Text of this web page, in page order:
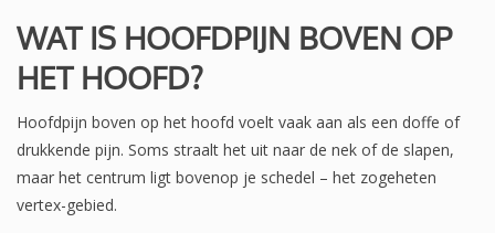
WAT IS HOOFDPIJN BOVEN OP
HET HOOFD?
Hoofdpijn boven op het hoofd voelt vaak aan als een doffe of
drukkende pijn. Soms straalt het uit naar de nek of de slapen,
maar het centrum ligt bovenop je schedel – het zogeheten
vertex-gebied.